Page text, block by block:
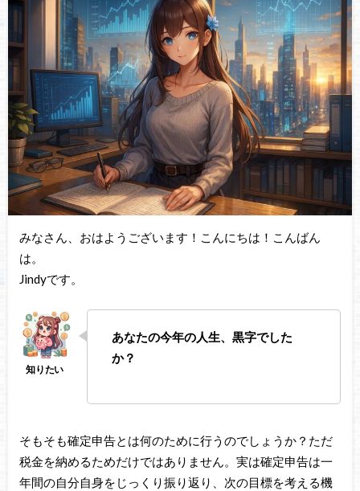
みなさん、おはようございます！こんにちは！こんばん
は。
Jindyです。
あなたの今年の人生、黒字でした
か？
そもそも確定申告とは何のために行うのでしょうか？ただ
税金を納めるためだけではありません。実は確定申告は一
年間の自分自身をじっくり振り返り、次の目標を考える機